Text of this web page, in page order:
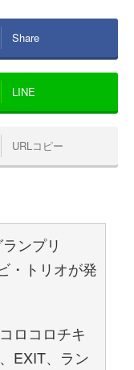
Share
LINE
URLコピー
ンプリ
・トリオが発
ロコロチキ
EXIT、ラン